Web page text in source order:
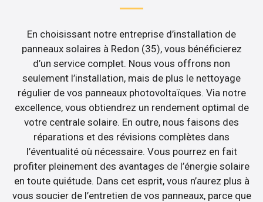
En choisissant notre entreprise d’installation de
panneaux solaires à Redon (35), vous bénéficierez
d’un service complet. Nous vous offrons non
seulement l’installation, mais de plus le nettoyage
régulier de vos panneaux photovoltaïques. Via notre
excellence, vous obtiendrez un rendement optimal de
votre centrale solaire. En outre, nous faisons des
réparations et des révisions complètes dans
l’éventualité où nécessaire. Vous pourrez en fait
profiter pleinement des avantages de l’énergie solaire
en toute quiétude. Dans cet esprit, vous n’aurez plus à
vous soucier de l’entretien de vos panneaux, parce que